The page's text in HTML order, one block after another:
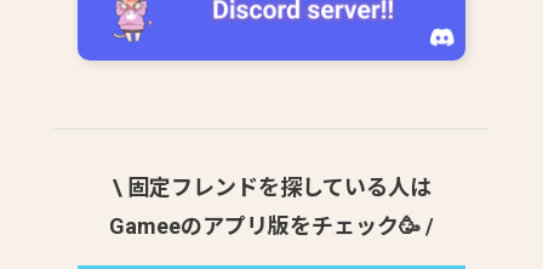
\ 固定フレンドを探している人は
Gameeのアプリ版をチェック🥳 /